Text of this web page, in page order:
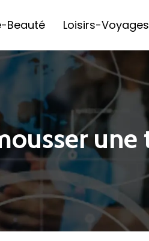
Beauté Loisirs-Voyages
une